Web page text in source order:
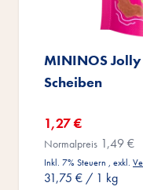
MININOS Jolly
Scheiben
Sonderangebot
1,27 €
Normalpreis 1,49 €
Inkl. 7% Steuern , exkl.
31,75 € / 1 kg